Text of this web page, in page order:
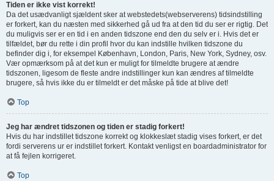
Tiden er ikke vist korrekt!
Da det usædvanligt sjældent sker at webstedets(webserverens) tidsindstilling
er forkert, kan du næsten med sikkerhed gå ud fra at den tid du ser er rigtig. Det
du muligvis ser er en tid i en anden tidszone end den du selv er i. Hvis det er
tilfældet, bør du rette i din profil hvor du kan indstille hvilken tidszone du
befinder dig i, for eksempel København, London, Paris, New York, Sydney, osv.
Vær opmærksom på at det kun er muligt for tilmeldte brugere at ændre
tidszonen, ligesom de fleste andre indstillinger kun kan ændres af tilmeldte
brugere, så hvis ikke du er tilmeldt er det måske på tide at blive det!
Top
Jeg har ændret tidszonen og tiden er stadig forkert!
Hvis du har indstillet tidszone korrekt og klokkeslæt stadig vises forkert, er det
fordi serverens ur er indstillet forkert. Kontakt venligst en boardadministrator for
at få fejlen korrigeret.
Top